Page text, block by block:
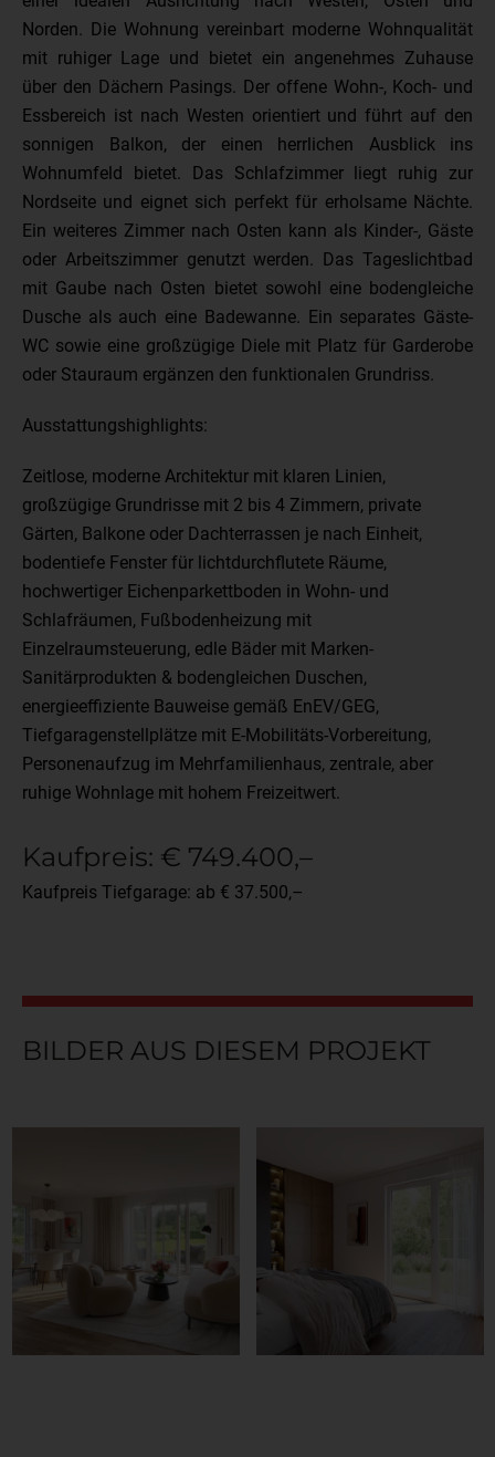
Norden. Die Wohnung vereinbart moderne Wohnqualität
mit ruhiger Lage und bietet ein angenehmes Zuhause
über den Dächern Pasings. Der offene Wohn-, Koch- und
Essbereich ist nach Westen orientiert und führt auf den
sonnigen Balkon, der einen herrlichen Ausblick ins
Wohnumfeld bietet. Das Schlafzimmer liegt ruhig zur
Nordseite und eignet sich perfekt für erholsame Nächte.
Ein weiteres Zimmer nach Osten kann als Kinder-, Gäste
oder Arbeitszimmer genutzt werden. Das Tageslichtbad
mit Gaube nach Osten bietet sowohl eine bodengleiche
Dusche als auch eine Badewanne. Ein separates Gäste-
WC sowie eine großzügige Diele mit Platz für Garderobe
oder Stauraum ergänzen den funktionalen Grundriss.
Ausstattungshighlights:
Zeitlose, moderne Architektur mit klaren Linien,
großzügige Grundrisse mit 2 bis 4 Zimmern, private
Gärten, Balkone oder Dachterrassen je nach Einheit,
bodentiefe Fenster für lichtdurchflutete Räume,
hochwertiger Eichenparkettboden in Wohn- und
Schlafräumen, Fußbodenheizung mit
Einzelraumsteuerung, edle Bäder mit Marken-
Sanitärprodukten & bodengleichen Duschen,
energieeffiziente Bauweise gemäß EnEV/GEG,
Tiefgaragenstellplätze mit E-Mobilitäts-Vorbereitung,
Personenaufzug im Mehrfamilienhaus, zentrale, aber
ruhige Wohnlage mit hohem Freizeitwert.
Kaufpreis: € 749.400,–
Kaufpreis Tiefgarage: ab € 37.500,–
BILDER AUS DIESEM PROJEKT